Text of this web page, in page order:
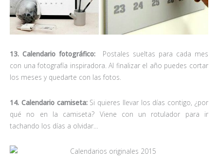
13. Calendario fotográfico:
Postales sueltas para cada mes
con una fotografía inspiradora. Al finalizar el año puedes cortar
los meses y quedarte con las fotos.
14. Calendario camiseta: Si quieres llevar los días contigo, ¿por
qué no en la camiseta? Viene con un rotulador para ir
tachando los días a olvidar…